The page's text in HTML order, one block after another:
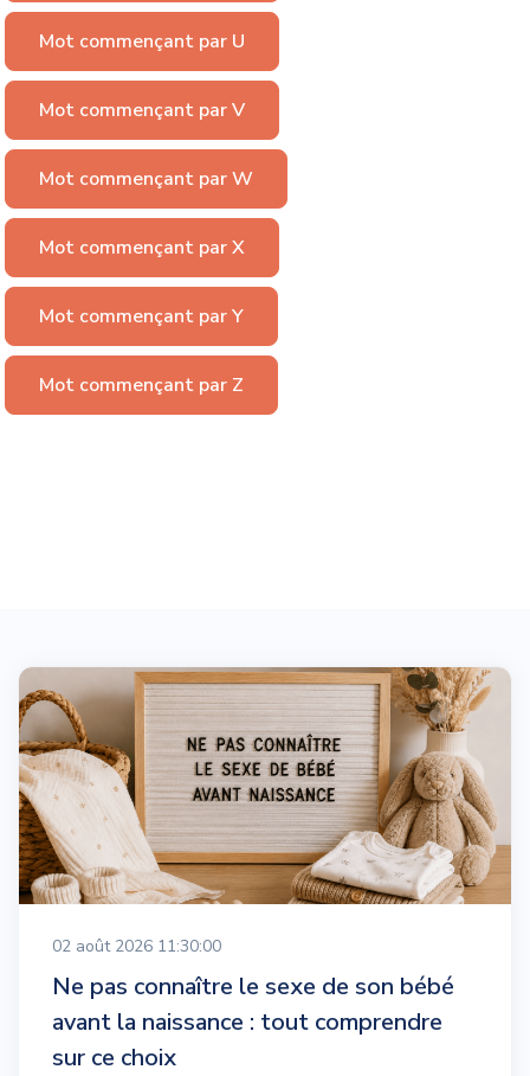
Mot commençant par U
Mot commençant par V
Mot commençant par W
Mot commençant par X
Mot commençant par Y
Mot commençant par Z
02 août 2026 11:30:00
Ne pas connaître le sexe de son bébé
avant la naissance : tout comprendre
sur ce choix